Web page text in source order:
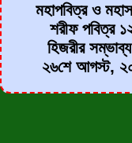
মহাপবিত্র ও
শরীফ পবিত্র
হিজরীর
২৬শে আগস্ট,